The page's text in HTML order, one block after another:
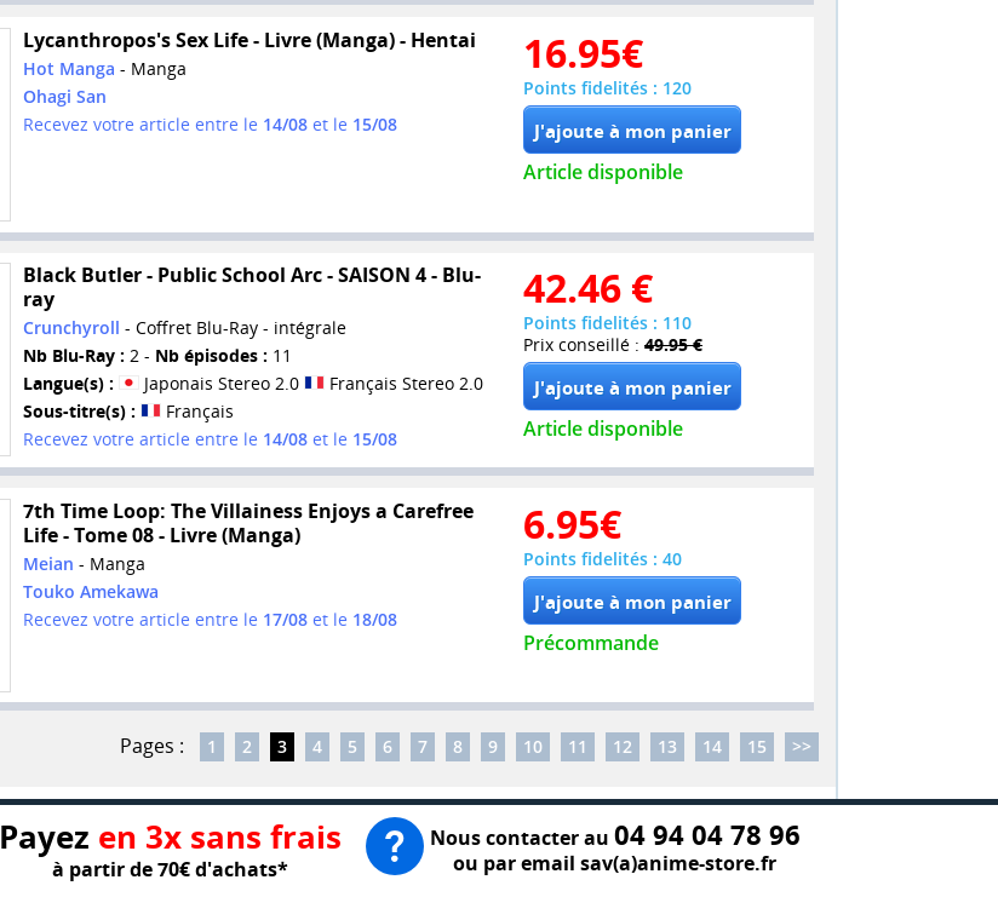
Lycanthropos's Sex Life - Livre (Manga) - Hentai
Hot Manga - Manga
Ohagi San
Recevez votre article entre le 14/08et le 15/08
16.95€
Points fidelités : 120
Article disponible
Black Butler - Public School Arc - SAISON 4 - Blu-
ray
Crunchyroll - Coffret Blu-Ray - intégrale
Nb Blu-Ray : 2 - Nb épisodes : 11
Langue(s) :
Japonais Stereo 2.0
Français Stereo 2.0
Sous-titre(s) :
Français
Recevez votre article entre le 14/08et le 15/08
42.46 €
Points fidelités : 110
Prix conseillé : 49.95 €
Article disponible
7th Time Loop: The Villainess Enjoys a Carefree
Life - Tome 08 - Livre (Manga)
Meian - Manga
Touko Amekawa
Recevez votre article entre le 17/08et le 18/08
6.95€
Points fidelités : 40
Précommande
Pages : 1 2 3 4 5 6 7 8 9 10 11 12 13 14 15 >>
Payez en 3x sans frais
à partir de 70€ d'achats*
Nous contacter au 04 94 04 78 96
ou par email sav(a)anime-store.fr